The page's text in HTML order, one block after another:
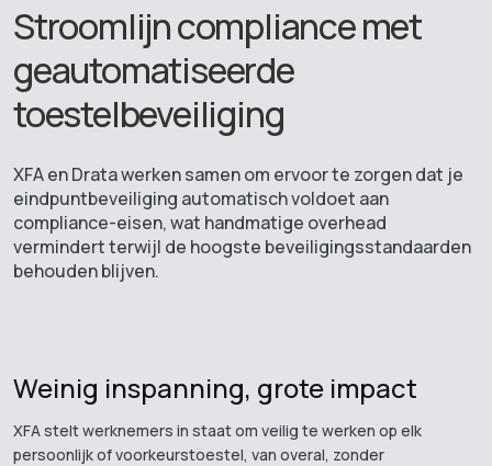
Stroomlijn compliance met
geautomatiseerde
toestelbeveiliging
XFA en Drata werken samen om ervoor te zorgen dat je
eindpuntbeveiliging automatisch voldoet aan
compliance-eisen, wat handmatige overhead
vermindert terwijl de hoogste beveiligingsstandaarden
behouden blijven.
Weinig inspanning, grote impact
XFA stelt werknemers in staat om veilig te werken op elk
persoonlijk of voorkeurstoestel, van overal, zonder